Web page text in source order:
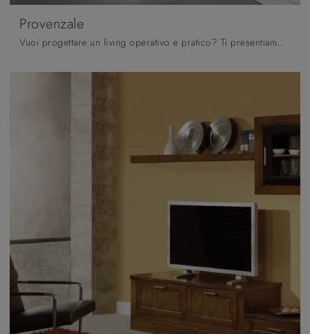
Provenzale
Vuoi progettare un living operativo e pratico? Ti presentiamo la parete attrezzata Provenzale Fratelli Mirandola dalle linee decise classiche.